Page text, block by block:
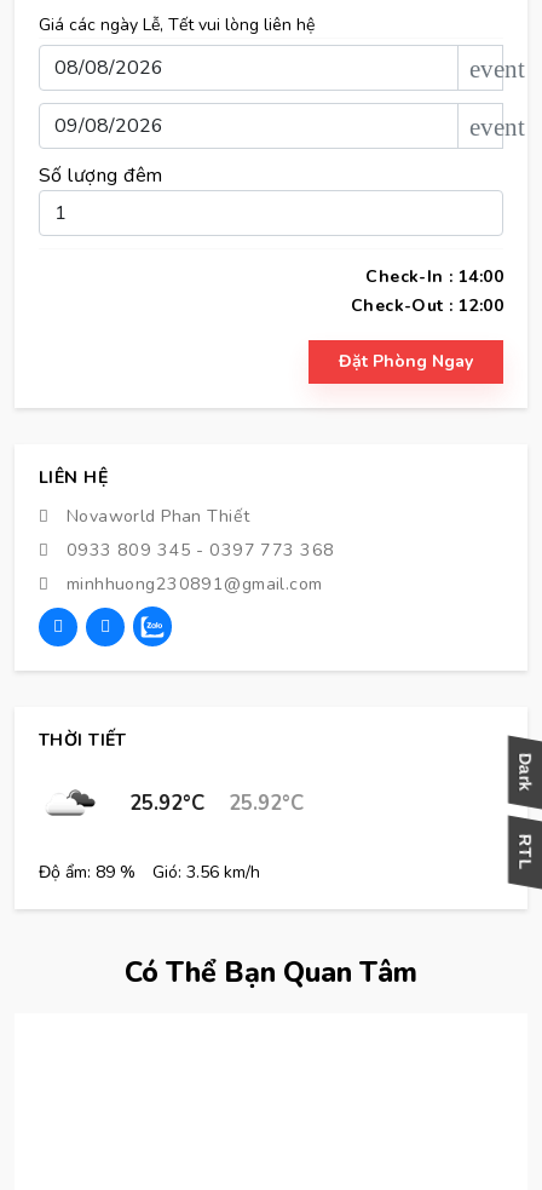
Giá các ngày Lễ, Tết vui lòng liên hệ
event
event
Số lượng đêm
Check-In : 14:00
Check-Out : 12:00
Đặt Phòng Ngay
LIÊN HỆ
Novaworld Phan Thiết
0933 809 345 - 0397 773 368
minhhuong230891@gmail.com
THỜI TIẾT
25.92°C 25.92°C
Độ ẩm: 89 % Gió: 3.56 km/h
Có Thể Bạn Quan Tâm